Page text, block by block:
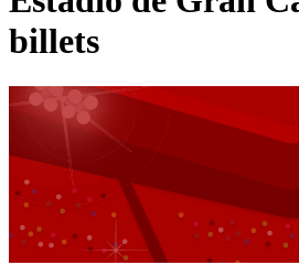
billets